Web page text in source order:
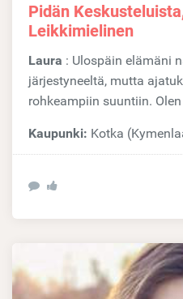
Pidän
Leikkimielinen
Laura : Ulospäin elämäni
järjestyneeltä, mutta
rohkeampiin suuntiin.
Kaupunki: Kotka